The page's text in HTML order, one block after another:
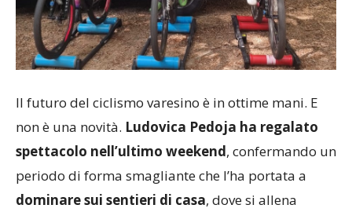
Il futuro del ciclismo varesino è in ottime mani. E
non è una novità. Ludovica Pedoja ha regalato
spettacolo nell’ultimo weekend, confermando un
periodo di forma smagliante che l’ha portata a
dominare sui sentieri di casa, dove si allena